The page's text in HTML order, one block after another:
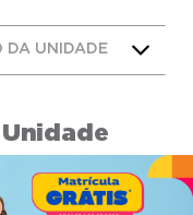
DA UNIDADE